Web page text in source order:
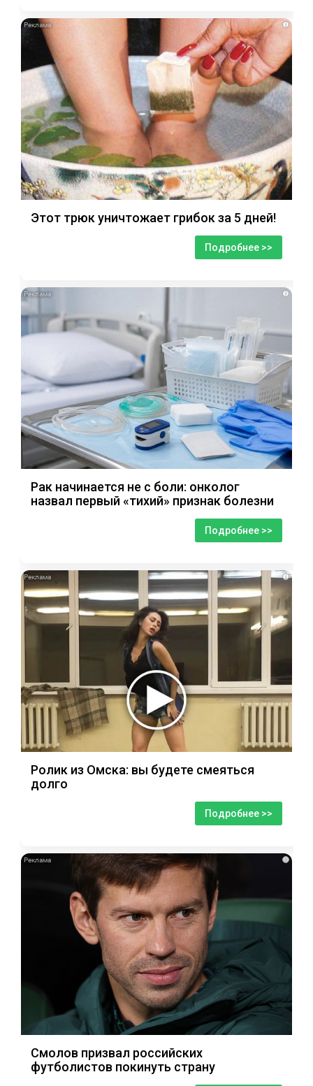
i
Этот трюк уничтожает грибок за 5 дней!
Подробнее >>
i
Рак начинается не с боли: онколог
назвал первый «тихий» признак болезни
Подробнее >>
i
Ролик из Омска: вы будете смеяться
долго
Подробнее >>
i
Смолов призвал российских
футболистов покинуть страну